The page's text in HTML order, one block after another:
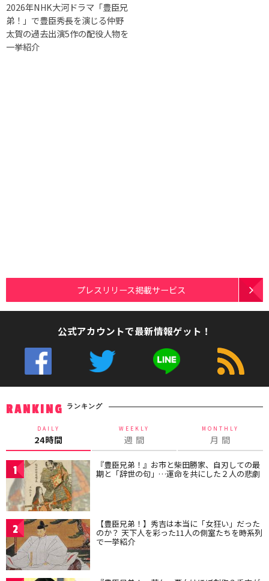
2026年NHK大河ドラマ「豊臣兄
弟！」で豊臣秀長を演じる仲野
太賀の過去出演5作の配役人物を
一挙紹介
プレスリリース掲載サービス
公式アカウントで最新情報ゲット！
RANKING ランキング
DAILY
24時間
WEEKLY
週 間
MONTHLY
月 間
1 『豊臣兄弟！』お市と柴田勝家、自刃しての最
期と「辞世の句」…運命を共にした２人の悲劇
2 【豊臣兄弟！】秀吉は本当に「女狂い」だった
のか？ 天下人を彩った11人の側室たちを時系列
で一挙紹介